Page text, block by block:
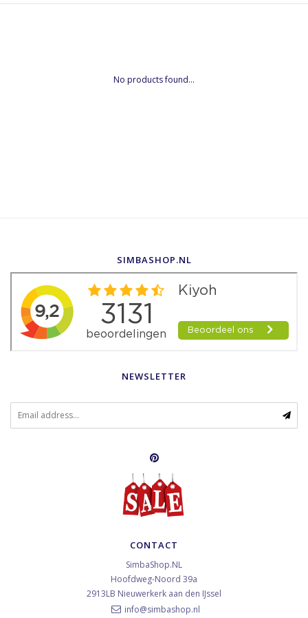
No products found...
SIMBASHOP.NL
NEWSLETTER
CONTACT
SimbaShop.NL
Hoofdweg-Noord 39a
2913LB Nieuwerkerk aan den IJssel
info@simbashop.nl